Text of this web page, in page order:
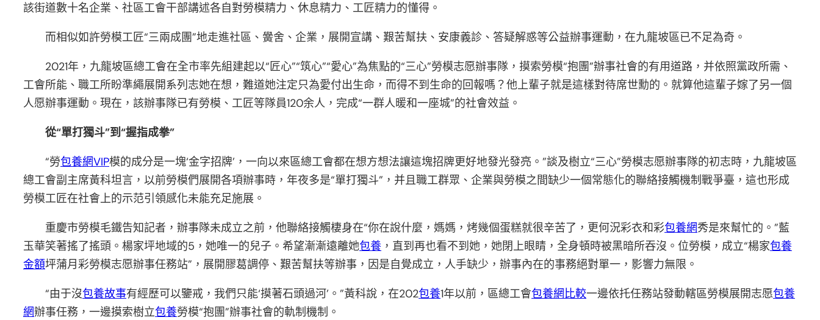
該街道數十名企業、社區工會干部講述各自對勞模精力、休息精力、工匠精力的懂得。
而相似如許勞模工匠“三兩成團”地走進社區、黌舍、企業，展開宣講、艱苦幫扶、安康義診、答疑解惑等公益辦事運動，在九龍坡區已不足為奇。
2021年，九龍坡區總工會在全市率先組建起以“匠心”“筑心”“愛心”為焦點的“三心”勞模志愿辦事隊，摸索勞模“抱團”辦事社會的有用道路，并依照黨政所需、
工會所能、職工所盼準繩展開系列志她在想，難道她注定只為愛付出生命，而得不到生命的回報嗎？他上輩子就是這樣對待席世勳的。就算他這輩子嫁了另一個
人愿辦事運動。現在，該辦事隊已有勞模、工匠等隊員120余人，完成“一群人暖和一座城”的社會效益。
從“單打獨斗”到“握指成拳”
“勞包養網VIP模的成分是一塊‘金字招牌’，一向以來區總工會都在想方想法讓這塊招牌更好地發光發亮。”談及樹立“三心”勞模志愿辦事隊的初志時，九龍坡區
總工會副主席黃科坦言，以前勞模們展開各項辦事時，年夜多是“單打獨斗”，并且職工群眾、企業與勞模之間缺少一個常態化的聯絡接觸機制戰爭臺，這也形成
勞模工匠在社會上的示范引領感化未能充足施展。
重慶市勞模毛鐵告知記者，辦事隊未成立之前，他聯絡接觸棲身在“你在說什麼，媽媽，烤幾個蛋糕就很辛苦了，更何況彩衣和彩包養網秀是來幫忙的。”藍
玉華笑著搖了搖頭。楊家坪地域的5，她唯一的兒子。希望漸漸遠離她包養 ，直到再也看不到她，她閉上眼睛，全身頓時被黑暗所吞沒。位勞模，成立“楊家包養
金額坪蒲月彩勞模志愿辦事任務站”，展開膠葛調停、艱苦幫扶等辦事，因是自覺成立，人手缺少，辦事內在的事務絕對單一，影響力無限。
“由于沒包養故事有經歷可以鑒戒，我們只能‘摸著石頭過河’。”黃科說，在202包養1年以前，區總工會包養網比較一邊依托任務站發動轄區勞模展開志愿包養
網辦事任務，一邊摸索樹立包養勞模“抱團”辦事社會的軌制機制。